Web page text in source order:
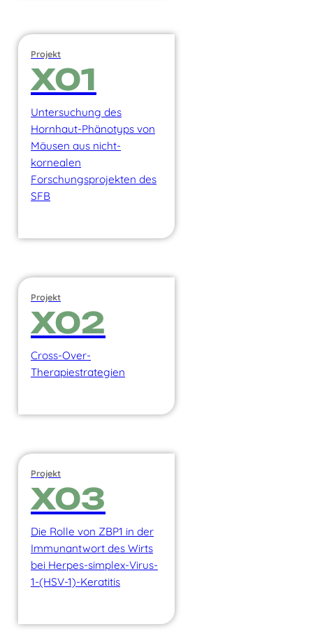
Projekt
X01
Untersuchung des
Hornhaut-Phänotyps von
Mäusen aus nicht-
kornealen
Forschungsprojekten des
SFB
Projekt
X02
Cross-Over-
Therapiestrategien
Projekt
X03
Die Rolle von ZBP1 in der
Immunantwort des Wirts
bei Herpes-simplex-Virus-
1-(HSV-1)-Keratitis